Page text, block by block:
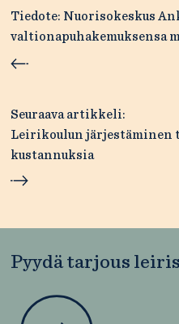
selaus
Tiedote: Nuorisokeskus
valtionapuhakemuksensa
Seuraava artikkeli:
Leirikoulun järjestäminen
kustannuksia
Pyydä tarjous